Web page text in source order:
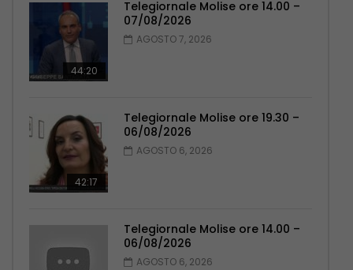
44:20
Telegiornale Molise ore 14.00 –
07/08/2026
AGOSTO 7, 2026
42:17
Telegiornale Molise ore 19.30 –
06/08/2026
AGOSTO 6, 2026
Telegiornale Molise ore 14.00 –
06/08/2026
AGOSTO 6, 2026